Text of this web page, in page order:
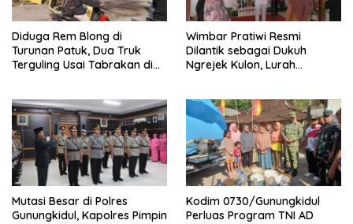
Diduga Rem Blong di
Turunan Patuk, Dua Truk
Terguling Usai Tabrakan di
Wimbar Pratiwi Resmi
Dilantik sebagai Dukuh
Ngrejek Kulon, Lurah
Warga
Mutasi Besar di Polres
Gunungkidul, Kapolres Pimpin
Kodim 0730/Gunungkidul
Perluas Program TNI AD